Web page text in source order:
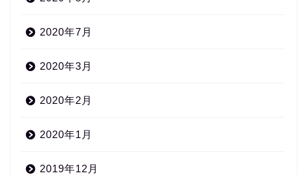
2020年7月
2020年3月
2020年2月
2020年1月
2019年12月